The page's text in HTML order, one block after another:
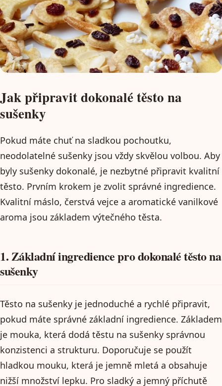
Jak připravit dokonalé těsto na
sušenky
Pokud máte chuť na sladkou pochoutku,
neodolatelné sušenky jsou vždy skvělou volbou. Aby
byly sušenky dokonalé, je nezbytné připravit kvalitní
těsto. Prvním krokem je zvolit správné ingredience.
Kvalitní máslo, čerstvá vejce a aromatické vanilkové
aroma jsou základem výtečného těsta.
1. Základní ingredience pro dokonalé těsto na
sušenky
Těsto na sušenky je jednoduché a rychlé připravit,
pokud máte správné základní ingredience. Základem
je mouka, která dodá těstu na sušenky správnou
konzistenci a strukturu. Doporučuje se použít
hladkou mouku, která je jemně mletá a obsahuje
nižší množství lepku. Pro sladký a jemný příchutě